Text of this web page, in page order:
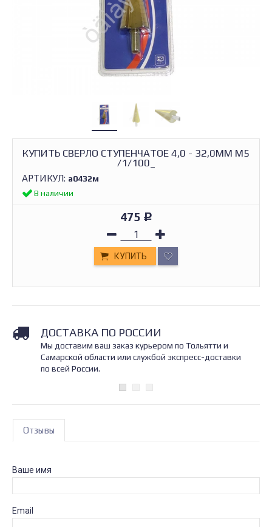
КУПИТЬ СВЕРЛО СТУПЕНЧАТОЕ 4,0 - 32,0ММ М5
/1/100_
АРТИКУЛ: а0432м
В наличии
475 Р
КУПИТЬ
ДОСТАВКА ПО РОССИИ
Мы доставим ваш заказ курьером по Тольятти и
Самарской области или службой экспресс-доставки
по всей России.
Отзывы
Ваше имя
Email